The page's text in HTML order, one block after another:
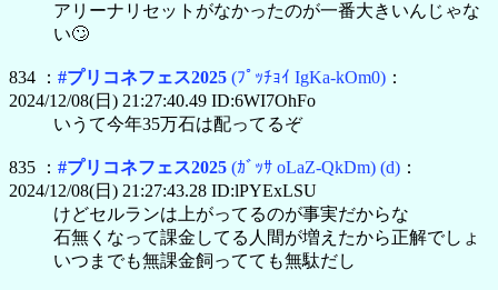
アリーナリセットがなかったのが一番大きいんじゃな
い🙄
834 ： #プリコネフェス2025 (ﾌﾟｯﾁｮｲ IgKa-kOm0) ：
2024/12/08(日) 21:27:40.49 ID:6WI7OhFo
いうて今年35万石は配ってるぞ
835 ： #プリコネフェス2025 (ｶﾞｯｻ oLaZ-QkDm) (d) ：
2024/12/08(日) 21:27:43.28 ID:lPYExLSU
けどセルランは上がってるのが事実だからな
石無くなって課金してる人間が増えたから正解でしょ
いつまでも無課金飼ってても無駄だし